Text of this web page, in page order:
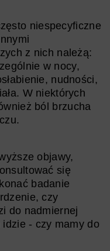
niespecyficzne
z nich należą:
w nocy,
nudności,
W niektórych
ból brzucha
objawy,
się
badanie
czy
do nadmiernej
- czy mamy do